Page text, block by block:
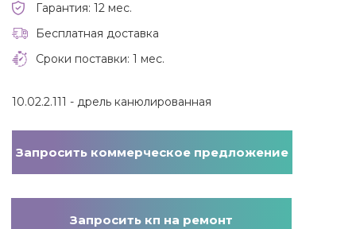
Гарантия: 12 мес.
Бесплатная доставка
Сроки поставки: 1 мес.
10.02.2.111 - дрель канюлированная
Запросить коммерческое предложение
Запросить кп на ремонт